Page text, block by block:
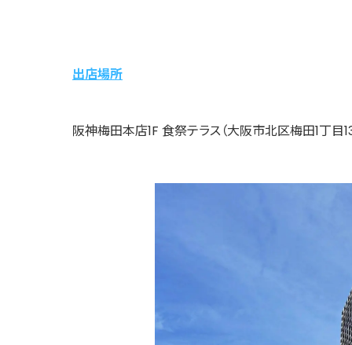
出店場所
阪神梅田本店1F 食祭テラス（大阪市北区梅田1丁目